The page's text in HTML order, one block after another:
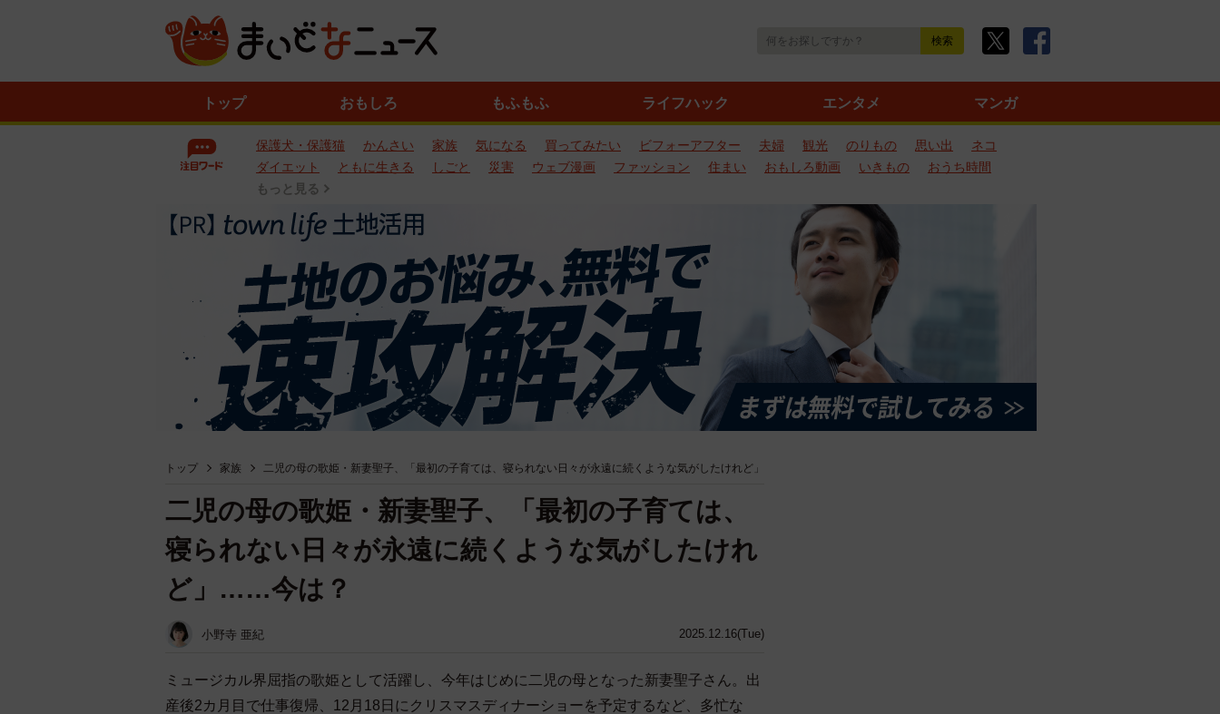
トップ おもしろ もふもふ ライフハック エンタメ マンガ
保護犬・保護猫 かんさい 家族 気になる 買ってみたい ビフォーアフター 夫婦 観光 のりもの 思い出
ネコ
ダイエット
ともに生きる しごと 災害 ウェブ漫画 ファッション 住まい おもしろ動画 いきもの
おうち時間
もっと見る
トップ 家族 二児の母の歌姫・新妻聖子、「最初の子育ては、寝られない日々が永遠に続くような気がしたけれど」
2025.12.16(Tue)
二児の母の歌姫・新妻聖子、「最初の子育ては、
寝られない日々が永遠に続くような気がしたけれ
ど」……今は？
小野寺 亜紀
ミュージカル界屈指の歌姫として活躍し、今年はじめに二児の母となった新妻聖子さん。出
産後2カ月目で仕事復帰、12月18日にクリスマスディナーショーを予定するなど、多忙な